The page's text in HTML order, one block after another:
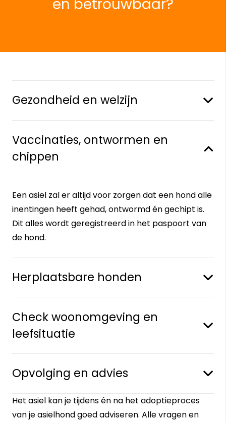
en betrouwbaar?
Gezondheid en welzijn
Vaccinaties, ontwormen en
chippen
Een asiel zal er altijd voor zorgen dat een hond alle
inentingen heeft gehad, ontwormd én gechipt is.
Dit alles wordt geregistreerd in het paspoort van
de hond.
Herplaatsbare honden
Check woonomgeving en
leefsituatie
Opvolging en advies
Het asiel kan je tijdens én na het adoptieproces
van je asielhond goed adviseren. Alle vragen en